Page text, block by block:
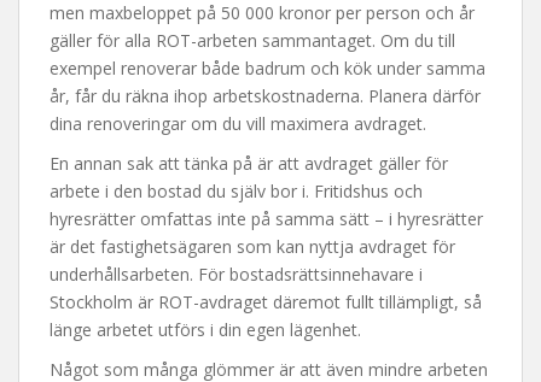
men maxbeloppet på 50 000 kronor per person och år
gäller för alla ROT-arbeten sammantaget. Om du till
exempel renoverar både badrum och kök under samma
år, får du räkna ihop arbetskostnaderna. Planera därför
dina renoveringar om du vill maximera avdraget.
En annan sak att tänka på är att avdraget gäller för
arbete i den bostad du själv bor i. Fritidshus och
hyresrätter omfattas inte på samma sätt – i hyresrätter
är det fastighetsägaren som kan nyttja avdraget för
underhållsarbeten. För bostadsrättsinnehavare i
Stockholm är ROT-avdraget däremot fullt tillämpligt, så
länge arbetet utförs i din egen lägenhet.
Något som många glömmer är att även mindre arbeten